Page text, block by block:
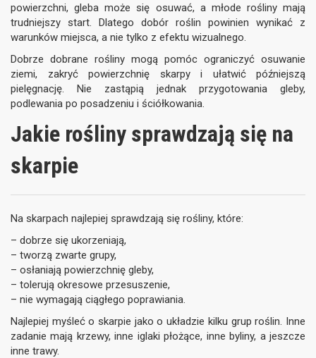
powierzchni, gleba może się osuwać, a młode rośliny mają
trudniejszy start. Dlatego dobór roślin powinien wynikać z
warunków miejsca, a nie tylko z efektu wizualnego.
Dobrze dobrane rośliny mogą pomóc ograniczyć osuwanie
ziemi, zakryć powierzchnię skarpy i ułatwić późniejszą
pielęgnację. Nie zastąpią jednak przygotowania gleby,
podlewania po posadzeniu i ściółkowania.
Jakie rośliny sprawdzają się na
skarpie
Na skarpach najlepiej sprawdzają się rośliny, które:
– dobrze się ukorzeniają,
– tworzą zwarte grupy,
– osłaniają powierzchnię gleby,
– tolerują okresowe przesuszenie,
– nie wymagają ciągłego poprawiania.
Najlepiej myśleć o skarpie jako o układzie kilku grup roślin. Inne
zadanie mają krzewy, inne iglaki płożące, inne byliny, a jeszcze
inne trawy.